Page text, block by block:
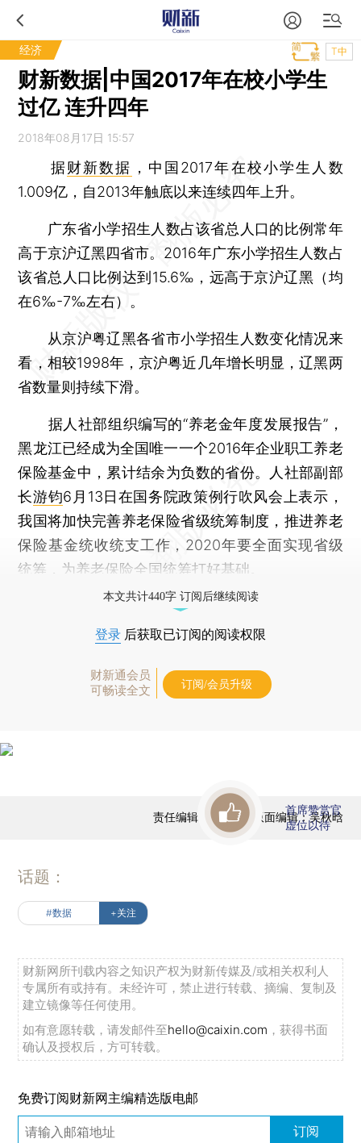
经济 T中
财新数据|中国2017年在校小学生
过亿 连升四年
2018年08月17日 15:57
据财新数据 ，中国2017年在校小学生人数
1.009亿，自2013年触底以来连续四年上升。
广东省小学招生人数占该省总人口的比例常年
高于京沪辽黑四省市。2016年广东小学招生人数占
该省总人口比例达到15.6‰，远高于京沪辽黑（均
在6‰-7‰左右）。
从京沪粤辽黑各省市小学招生人数变化情况来
看，相较1998年，京沪粤近几年增长明显，辽黑两
省数量则持续下滑。
据人社部组织编写的“养老金年度发展报告”，
黑龙江已经成为全国唯一一个2016年企业职工养老
保险基金中，累计结余为负数的省份。人社部副部
长游钧6月13日在国务院政策例行吹风会上表示，
我国将加快完善养老保险省级统筹制度，推进养老
保险基金统收统支工作，2020年要全面实现省级
统筹，为养老保险全国统筹打好基础。
本文共计440字 订阅后继续阅读
登录 后获取已订阅的阅读权限
财新通会员
可畅读全文
订阅/会员升级
责任编辑：田铁军 | 版面编辑：吴秋晗
首席赞赏官
虚位以待
话题：
#数据 +关注
财新网所刊载内容之知识产权为财新传媒及/或相关权利人
专属所有或持有。未经许可，禁止进行转载、摘编、复制及
建立镜像等任何使用。
如有意愿转载，请发邮件至hello@caixin.com ，获得书面
确认及授权后，方可转载。
免费订阅财新网主编精选版电邮
订阅